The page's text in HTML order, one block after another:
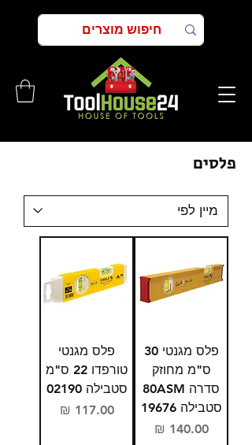
פלסים
פלס מגנטי 30
ס"מ מחוזק
סדרה 80ASM
סטבילה 19676
מחיר‏140.00 ‏₪
פלס מגנטי
טורפדו 22 ס"מ
סטבילה 02190
מחיר‏117.00 ‏₪